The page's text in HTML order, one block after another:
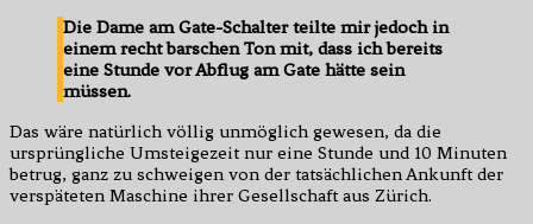
Die Dame am Gate-Schalter teilte mir jedoch in
einem recht barschen Ton mit, dass ich bereits
eine Stunde vor Abflug am Gate hätte sein
müssen.
Das wäre natürlich völlig unmöglich gewesen, da die
ursprüngliche Umsteigezeit nur eine Stunde und 10 Minuten
betrug, ganz zu schweigen von der tatsächlichen Ankunft der
verspäteten Maschine ihrer Gesellschaft aus Zürich.